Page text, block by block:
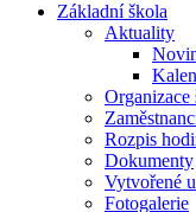
Základní škola
Aktuality
Organizace
Rozpis
Dokumenty
Vytvořené
Fotogalerie